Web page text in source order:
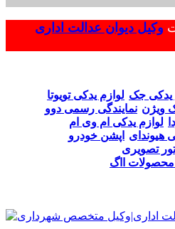
وکیل دیوان عدالت اداری
یدکی جک لوازم یدکی تویوتا
ویژن نمایندگی رسمی دوو
لوازم یدکی ام وی ام
هیوندای
اپشن خودرو
ااگ